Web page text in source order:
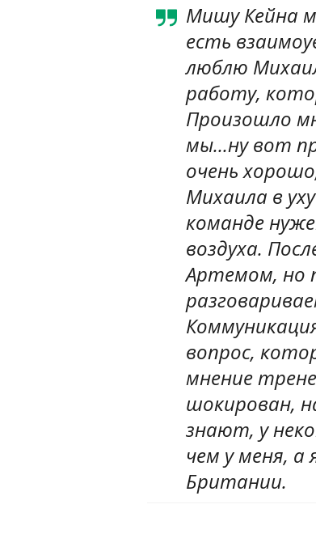
Мишу Кейна
есть
люблю
работу,
Произошло
мы...ну вот
очень
Михаила в
команде
воздуха.
Артемом, но
вопрос,
мнение
шокирован,
знают, у
чем у меня, а
Британии.